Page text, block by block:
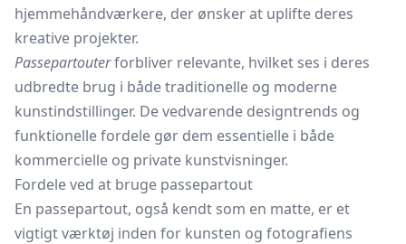
hjemmehåndværkere, der ønsker at uplifte deres
kreative projekter.
Passepartouterforbliver relevante, hvilket ses i deres
udbredte brug i både traditionelle og moderne
kunstindstillinger. De vedvarende designtrends og
funktionelle fordele gør dem essentielle i både
kommercielle og private kunstvisninger.
Fordele ved at bruge passepartout
En passepartout, også kendt som en matte, er et
vigtigt værktøj inden for kunsten og fotografiens